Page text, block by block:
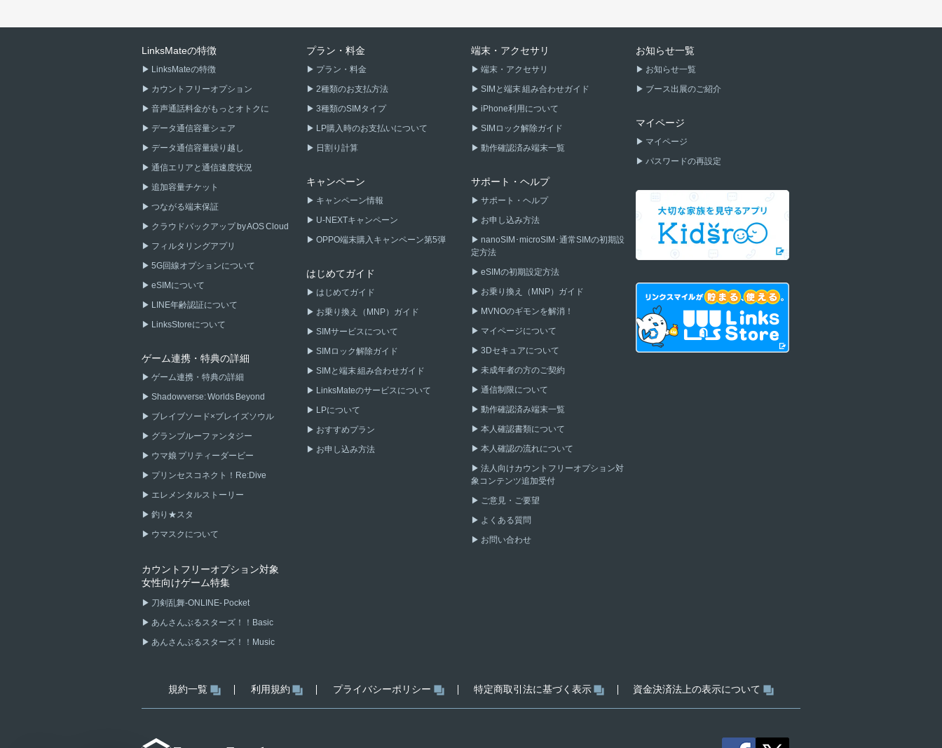
LinksMateの特徴
LinksMateの特徴
カウントフリーオプション
音声通話料金がもっとオトクに
データ通信容量シェア
データ通信容量繰り越し
通信エリアと通信速度状況
追加容量チケット
つながる端末保証
クラウドバックアップ by AOS Cloud
フィルタリングアプリ
5G回線オプションについて
eSIMについて
LINE年齢認証について
LinksStoreについて
ゲーム連携・特典の詳細
ゲーム連携・特典の詳細
Shadowverse: Worlds Beyond
ブレイブソード×ブレイズソウル
グランブルーファンタジー
ウマ娘 プリティーダービー
プリンセスコネクト！Re:Dive
エレメンタルストーリー
釣り★スタ
ウマスクについて
カウントフリーオプション対象
女性向けゲーム特集
刀剣乱舞-ONLINE- Pocket
あんさんぶるスターズ！！Basic
あんさんぶるスターズ！！Music
プラン・料金
プラン・料金
2種類のお支払方法
3種類のSIMタイプ
LP購入時のお支払いについて
日割り計算
キャンペーン
キャンペーン情報
U-NEXTキャンペーン
OPPO端末購入キャンペーン第5弾
はじめてガイド
はじめてガイド
お乗り換え（MNP）ガイド
SIMサービスについて
SIMロック解除ガイド
SIMと端末 組み合わせガイド
LinksMateのサービスについて
LPについて
おすすめプラン
お申し込み方法
端末・アクセサリ
端末・アクセサリ
SIMと端末 組み合わせガイド
iPhone利用について
SIMロック解除ガイド
動作確認済み端末一覧
サポート・ヘルプ
サポート・ヘルプ
お申し込み方法
nanoSIM･microSIM･通常SIMの初期設
定方法
eSIMの初期設定方法
お乗り換え（MNP）ガイド
MVNOのギモンを解消！
マイページについて
3Dセキュアについて
未成年者の方のご契約
通信制限について
動作確認済み端末一覧
本人確認書類について
本人確認の流れについて
法人向けカウントフリーオプション対
象コンテンツ追加受付
ご意見・ご要望
よくある質問
お問い合わせ
お知らせ一覧
お知らせ一覧
ブース出展のご紹介
マイページ
マイページ
パスワードの再設定
規約一覧 利用規約 プライバシーポリシー 特定商取引法に基づく表示 資金決済法上の表示について